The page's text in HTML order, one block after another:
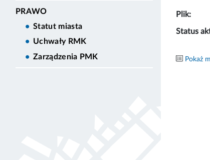
PRAWO
Statut miasta
Uchwały RMK
Zarządzenia PMK
Plik:
Status
Pokaż